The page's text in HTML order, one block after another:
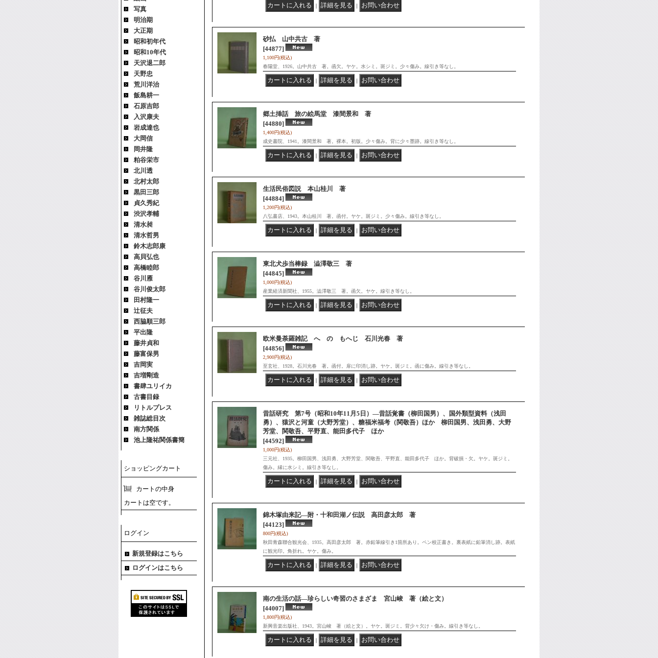
写真
明治期
大正期
昭和初年代
昭和10年代
天沢退二郎
天野忠
荒川洋治
飯島耕一
石原吉郎
入沢康夫
岩成達也
大岡信
岡井隆
粕谷栄市
北川透
北村太郎
黒田三郎
貞久秀紀
渋沢孝輔
清水昶
清水哲男
鈴木志郎康
高貝弘也
高橋睦郎
谷川雁
谷川俊太郎
田村隆一
辻征夫
西脇順三郎
平出隆
藤井貞和
藤富保男
吉岡実
吉増剛造
書肆ユリイカ
古書目録
リトルプレス
雑誌総目次
南方関係
池上隆祐関係書簡
ショッピングカート
カートの中身
カートは空です。
ログイン
新規登録はこちら
ログインはこちら
｜ ｜
砂払 山中共古 著
[44877]
1,100円(税込)
春陽堂、1926。山中共古 著。函欠。ヤケ。水シミ。斑ジミ。少々傷み。線引き等なし。
｜ ｜
郷土挿話 旅の絵馬堂 漆間景和 著
[44880]
1,400円(税込)
成史書院、1941。漆間景和 著。裸本。初版。少々傷み。背に少々墨跡。線引き等なし。
｜ ｜
生活民俗図説 本山桂川 著
[44884]
1,200円(税込)
八弘書店、1943。本山桂川 著。函付。ヤケ。斑ジミ。少々傷み。線引き等なし。
｜ ｜
東北犬歩当棒録 澁澤敬三 著
[44845]
1,000円(税込)
産業経済新聞社、1955。澁澤敬三 著。函欠。ヤケ。線引き等なし。
｜ ｜
欧米曼荼羅雑記 へゝのゝもへじ 石川光春 著
[44856]
2,900円(税込)
至玄社、1928。石川光春 著。函付。扉に印消し跡。ヤケ。斑ジミ。函に傷み。線引き等なし。
｜ ｜
昔話研究 第7号（昭和10年11月5日）―昔話覚書（柳田国男）、国外類型資料（浅田
勇）、猿沢と河童（大野芳堂）、糖福米福考（関敬吾）ほか 柳田国男、浅田勇、大野
芳堂、関敬吾、平野直、能田多代子 ほか
[44592]
1,000円(税込)
三元社、1935。柳田国男、浅田勇、大野芳堂、関敬吾、平野直、能田多代子 ほか。背破損・欠。ヤケ。斑ジミ。
傷み。縁に水シミ。線引き等なし。
｜ ｜
錦木塚由来記―附・十和田湖ノ伝説 高田彦太郎 著
[44123]
800円(税込)
秋田青森聯合観光会、1935。高田彦太郎 著。赤鉛筆線引き1箇所あり。ペン校正書き。裏表紙に鉛筆消し跡。表紙
に観光印。角折れ。ヤケ。傷み。
｜ ｜
南の生活の話―珍らしい奇習のさまざま 宮山峻 著（絵と文）
[44007]
1,800円(税込)
新興音楽出版社、1943。宮山峻 著（絵と文）。ヤケ。斑ジミ。背少々欠け・傷み。線引き等なし。
｜ ｜